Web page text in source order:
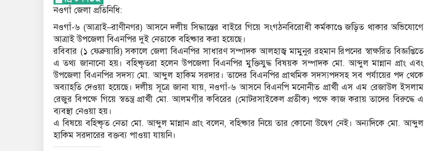
নওগাঁ জেলা প্রতিনিধি:
নওগাঁ-৬ (আত্রাই–রাণীনগর) আসনে দলীয় সিদ্ধান্তের বাইরে গিয়ে সংগঠনবিরোধী কর্মকাণ্ডে জড়িত থাকার অভিযোগে
আত্রাই উপজেলা বিএনপির দুই নেতাকে বহিষ্কার করা হয়েছে।
রবিবার (১ ফেব্রুয়ারি) সকালে জেলা বিএনপির সাধারণ সম্পাদক আলহাজ্ব মামুনুর রহমান রিপনের স্বাক্ষরিত বিজ্ঞপ্তিতে
এ তথ্য জানানো হয়। বহিষ্কৃতরা হলেন উপজেলা বিএনপির মুক্তিযুদ্ধ বিষয়ক সম্পাদক মো. আব্দুল মান্নান প্রাং এবং
উপজেলা বিএনপির সদস্য মো. আব্দুল হাকিম সরদার। তাদের বিএনপির প্রাথমিক সদস্যপদসহ সব পর্যায়ের পদ থেকে
অব্যাহতি দেওয়া হয়েছে। দলীয় সূত্রে জানা যায়, নওগাঁ-৬ আসনে বিএনপি মনোনীত প্রার্থী এস এম রেজাউল ইসলাম
রেজুর বিপক্ষে গিয়ে স্বতন্ত্র প্রার্থী মো. আলমগীর কবিরের (মোটরসাইকেল প্রতীক) পক্ষে কাজ করায় তাদের বিরুদ্ধে এ
ব্যবস্থা নেওয়া হয়।
এ বিষয়ে বহিষ্কৃত নেতা মো. আব্দুল মান্নান প্রাং বলেন, বহিষ্কার নিয়ে তার কোনো উদ্বেগ নেই। অন্যদিকে মো. আব্দুল
হাকিম সরদারের বক্তব্য পাওয়া যায়নি।